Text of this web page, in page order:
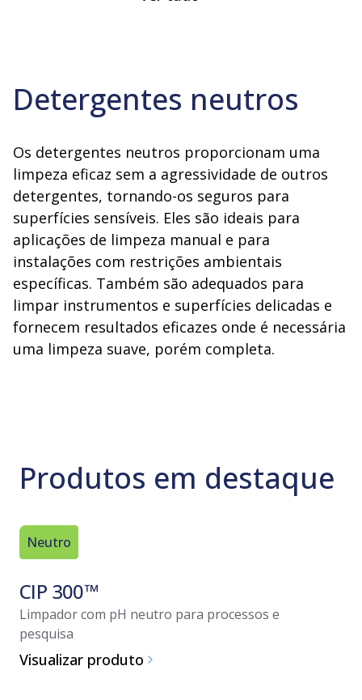
Detergentes neutros
Os detergentes neutros proporcionam uma
limpeza eficaz sem a agressividade de outros
detergentes, tornando-os seguros para
superfícies sensíveis. Eles são ideais para
aplicações de limpeza manual e para
instalações com restrições ambientais
específicas. Também são adequados para
limpar instrumentos e superfícies delicadas e
fornecem resultados eficazes onde é necessária
uma limpeza suave, porém completa.
Produtos em destaque
Neutro
CIP 300™
Limpador com pH neutro para processos e
pesquisa
Visualizar produto